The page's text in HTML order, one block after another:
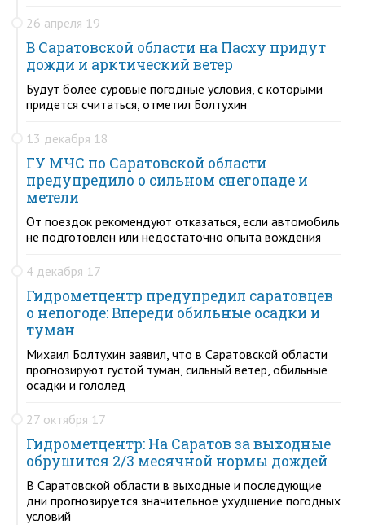
26 апреля 19
В Саратовской области на Пасху придут
дожди и арктический ветер
Будут более суровые погодные условия, с которыми
придется считаться, отметил Болтухин
13 декабря 18
ГУ МЧС по Саратовской области
предупредило о сильном снегопаде и
метели
От поездок рекомендуют отказаться, если автомобиль
не подготовлен или недостаточно опыта вождения
4 декабря 17
Гидрометцентр предупредил саратовцев
о непогоде: Впереди обильные осадки и
туман
Михаил Болтухин заявил, что в Саратовской области
прогнозируют густой туман, сильный ветер, обильные
осадки и гололед
27 октября 17
Гидрометцентр: На Саратов за выходные
обрушится 2/3 месячной нормы дождей
В Саратовской области в выходные и последующие
дни прогнозируется значительное ухудшение погодных
условий